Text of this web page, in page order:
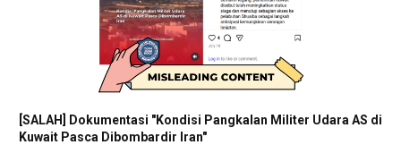
[SALAH] Dokumentasi "Kondisi Pangkalan Militer Udara AS di
Kuwait Pasca Dibombardir Iran"